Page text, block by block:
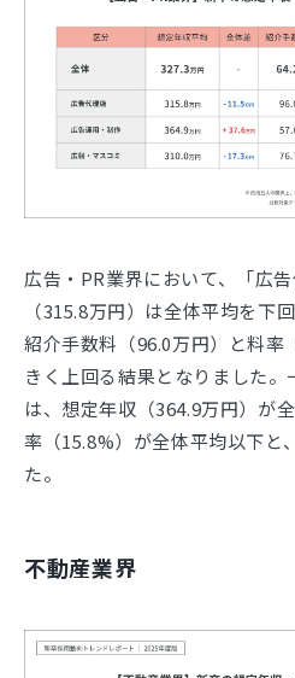
広告・PR業界において、「広
（315.8万円）は全体平均を下
紹介手数料（96.0万円）と料率
きく上回る結果となりました。
は、想定年収（364.9万円）が
率（15.8%）が全体平均以下と
た。
不動産業界